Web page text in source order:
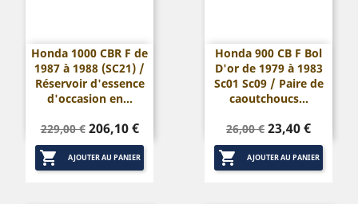
Honda 1000 CBR F de
1987 à 1988 (SC21) /
Réservoir d'essence
d'occasion en...
Prix
de
base
229,00 € Prix
206,10 €
 AJOUTER AU PANIER
Honda 900 CB F Bol
D'or de 1979 à 1983
Sc01 Sc09 / Paire de
caoutchoucs...
Prix
de
base
26,00 € Prix
23,40 €
 AJOUTER AU PANIER